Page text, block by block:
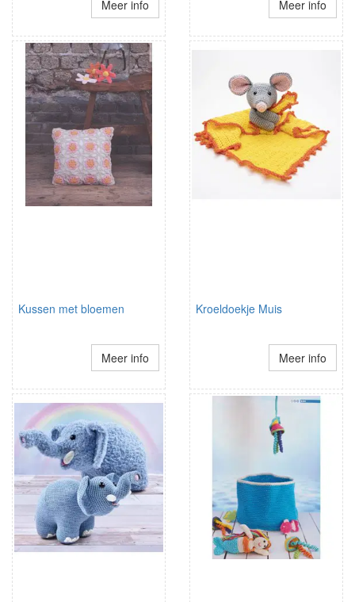
Meer info Meer info
Kussen met bloemen
Meer info
Kroeldoekje Muis
Meer info